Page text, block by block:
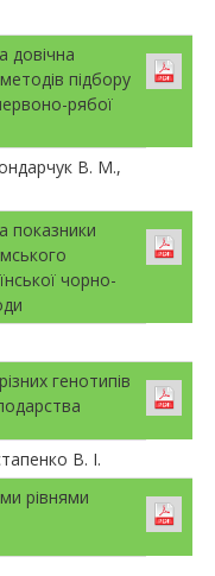
довічна
підбору
рябої
В. М.,
показники
чорно-
генотипів
В. І.
рівнями